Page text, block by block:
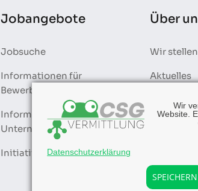
Wir
Website.
Datenschutzerklärung
SPEICHERN
Jobangebote
Jobsuche
Informationen für
Bewerber
Informationen für
Unternehmen
Initiativ Bewerbung
Über
Wir
Aktuelles